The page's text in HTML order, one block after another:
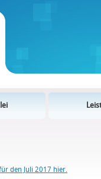
den Juli 2017 hier.